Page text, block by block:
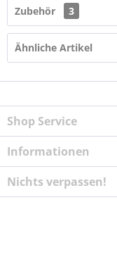
Zubehör 3
Ähnliche Artikel
Shop Service
Informationen
Nichts verpassen!